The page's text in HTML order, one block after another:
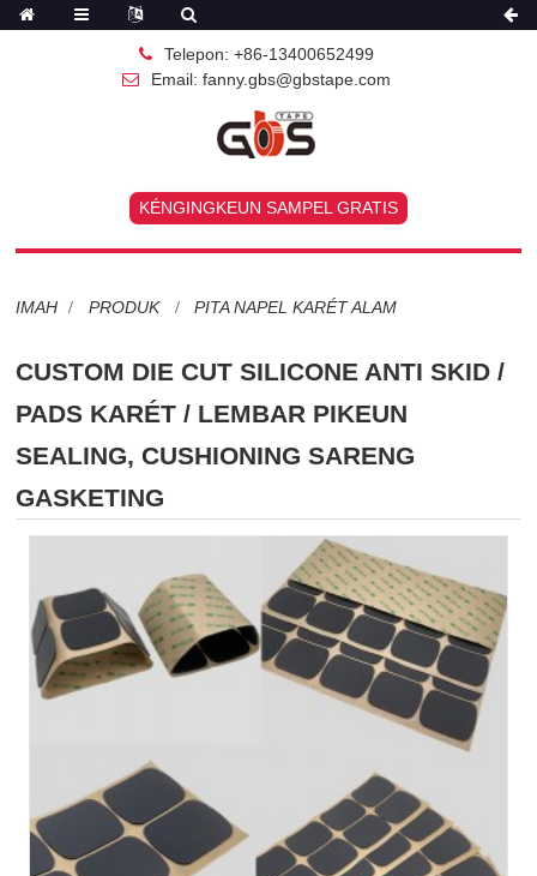
Telepon: +86-13400652499
Email: fanny.gbs@gbstape.com
KÉNGINGKEUN SAMPEL GRATIS
IMAH PRODUK PITA NAPEL KARÉT ALAM
CUSTOM DIE CUT SILICONE ANTI SKID /
PADS KARÉT / LEMBAR PIKEUN
SEALING, CUSHIONING SARENG
GASKETING